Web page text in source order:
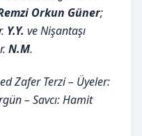
Orkun Güner;
Y.Y. ve Nişantaşı
N.M.
Zafer Terzi – Üyeler:
– Savcı: Hamit